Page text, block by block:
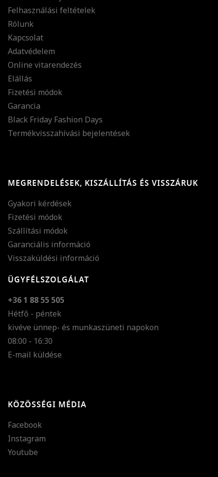
Felhasználási feltételek
Rólunk
Kapcsolat
Adatvédelem
Online vitarendezés
Elállás
Fizetési módok
Garancia
Black Friday Fashion Days
Termékvisszahívási bejelentések
MEGRENDELÉSEK, KISZÁLLÍTÁS ÉS VISSZÁRUK
Gyakori kérdések
Fizetési módok
Szállítási módok
Garanciális információ
Visszaküldési információ
ÜGYFÉLSZOLGÁLAT
+36 1 88 55 505
Hétfő - péntek
kivéve ünnep- és munkaszüneti napokon
08:00 - 16:30
E-mail küldése
KÖZÖSSÉGI MÉDIA
Facebook
Instagram
Youtube